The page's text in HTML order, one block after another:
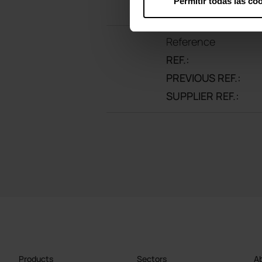
Reference
REF.:
PREVIOUS REF.:
SUPPLIER REF.:
Products
Sectors